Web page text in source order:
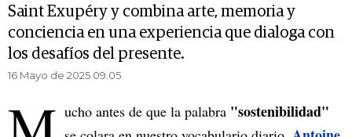
Saint Exupéry y combina arte, memoria y
conciencia en una experiencia que dialoga con
los desafíos del presente.
16 Mayo de 2025 09.05
ucho antes de que la palabra "sostenibilidad"